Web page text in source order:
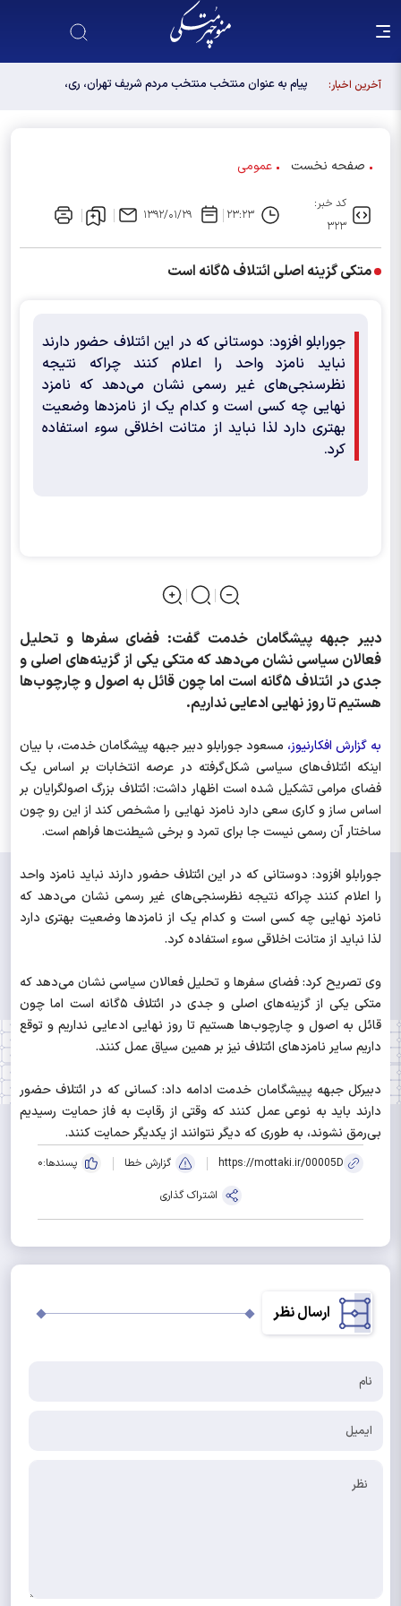
آخرین اخبار:
پیام به عنوان منتخب منتخب مردم شریف تهران، ری،
صفحه نخست عمومی
کد خبر:
۳۲۳
۲۳:۲۳ ۱۳۹۲/۰۱/۲۹
متکی گزینه‌ اصلی ائتلاف ۵گانه است
جورابلو افزود: دوستانی که در این ائتلاف حضور دارند
نباید نامزد واحد را اعلام کنند چراکه نتیجه
نظرسنجی‌های غیر رسمی نشان می‌دهد که نامزد
نهایی چه کسی است و کدام یک از نامزدها وضعیت
بهتری دارد لذا نباید از متانت اخلاقی سوء استفاده
کرد.
دبیر جبهه پیشگامان خدمت گفت: فضای سفرها و تحلیل
فعالان سیاسی نشان می‌دهد که متکی یکی از گزینه‌های اصلی و
جدی در ائتلاف ۵گانه است اما چون قائل به اصول و چارچوب‌ها
هستیم تا روز نهایی ادعایی نداریم.
به گزارش افکارنیوز، مسعود جورابلو دبیر جبهه پیشگامان خدمت، با بیان
اینکه ائتلاف‌های سیاسی شکل‌گرفته در عرصه انتخابات بر اساس یک
فضای مرامی تشکیل شده است اظهار داشت: ائتلاف بزرگ اصولگرایان بر
اساس ساز و کاری سعی دارد نامزد نهایی را مشخص کند از این رو چون
ساختار آن رسمی نیست جا برای تمرد و برخی شیطنت‌ها فراهم است.
جورابلو افزود: دوستانی که در این ائتلاف حضور دارند نباید نامزد واحد
را اعلام کنند چراکه نتیجه نظرسنجی‌های غیر رسمی نشان می‌دهد که
نامزد نهایی چه کسی است و کدام یک از نامزدها وضعیت بهتری دارد
لذا نباید از متانت اخلاقی سوء استفاده کرد.
وی تصریح کرد: فضای سفرها و تحلیل فعالان سیاسی نشان می‌دهد که
متکی یکی از گزینه‌های اصلی و جدی در ائتلاف ۵گانه است اما چون
قائل به اصول و چارچوب‌ها هستیم تا روز نهایی ادعایی نداریم و توقع
داریم سایر نامزدهای ائتلاف نیز بر همین سیاق عمل کنند.
دبیرکل جبهه پییشگامان خدمت ادامه داد: کسانی که در ائتلاف حضور
دارند باید به نوعی عمل کنند که وقتی از رقابت به فاز حمایت رسیدیم
بی‌رمق نشوند، به طوری که دیگر نتوانند از یکدیگر حمایت کنند.
https://mottaki.ir/00005D گزارش خطا پسندها:0
اشتراک گذاری
ارسال نظر